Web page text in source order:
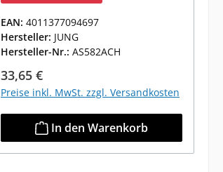
EAN: 4011377094697
Hersteller: JUNG
Hersteller-Nr.: AS582ACH
Regulärer Preis:
33,65 €
Preise inkl. MwSt. zzgl. Versandkosten
In den Warenkorb